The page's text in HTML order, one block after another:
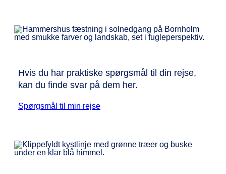
Hvis du har praktiske spørgsmål til din rejse,
kan du finde svar på dem her.
Spørgsmål til min rejse